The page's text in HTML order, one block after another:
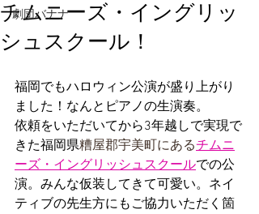
劇団バナナ
チムニーズ・イングリッ
シュスクール！
福岡でもハロウィン公演が盛り上がり
ました！なんとピアノの生演奏。
依頼をいただいてから3年越しで実現で
きた福岡県糟屋郡宇美町にあるチムニ
ーズ・イングリッシュスクールでの公
演。みんな仮装してきて可愛い。ネイ
ティブの先生方にもご協力いただく箇